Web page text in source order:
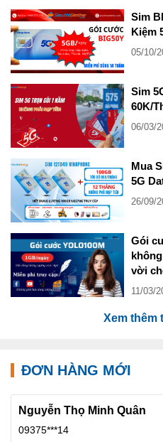
Sim
Kiệm
05/10/
Sim
60K/
06/03/
Mua
5G
26/09/
Gói
vời
11/03/
Xem thêm
ĐƠN HÀNG MỚI
Nguyễn Thọ Minh Quân
09375***14